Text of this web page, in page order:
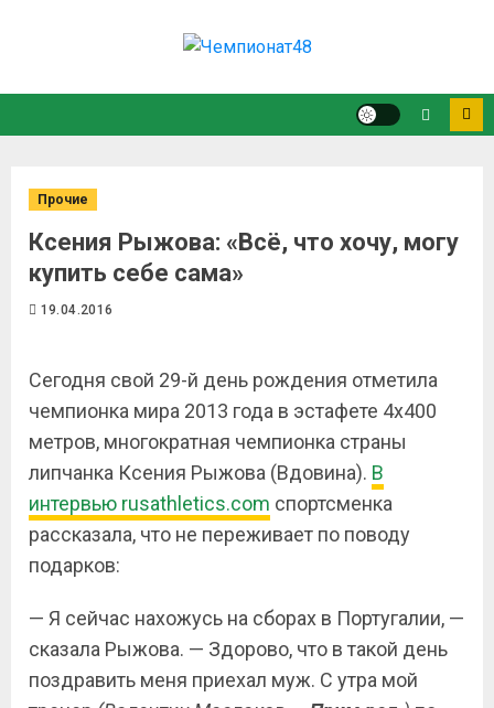
Прочие
Ксения Рыжова: «Всё, что хочу, могу
купить себе сама»
19.04.2016
Сегодня свой 29-й день рождения отметила
чемпионка мира 2013 года в эстафете 4х400
метров, многократная чемпионка страны
липчанка Ксения Рыжова (Вдовина). В
интервью rusathletics.com спортсменка
рассказала, что не переживает по поводу
подарков:
— Я сейчас нахожусь на сборах в Португалии, —
сказала Рыжова. — Здорово, что в такой день
поздравить меня приехал муж. С утра мой